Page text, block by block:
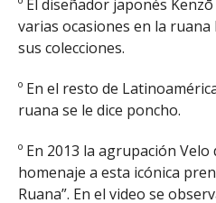
º El diseñador japonés
varias ocasiones en la
sus colecciones.
º En el resto de
ruana se le dice poncho.
º En 2013 la agrupación
homenaje a esta icónica
Ruana”. En el video se